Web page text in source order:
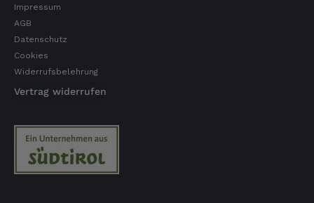
Impressum
AGB
Datenschutz
Cookies
Widerrufsbelehrung
Vertrag widerrufen